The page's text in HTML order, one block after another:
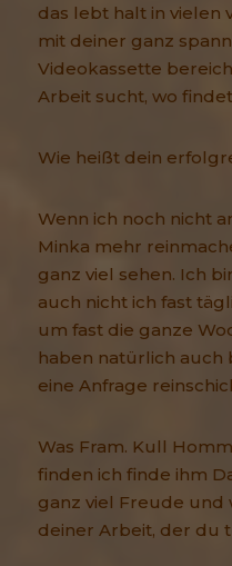
das lebt halt in vielen
mit deiner ganz
Videokassette
Arbeit sucht, wo
Wie heißt dein
Wenn ich noch nicht
Minka mehr
ganz viel sehen. Ich
auch nicht ich fast
um fast die ganze
haben natürlich auch
eine Anfrage
Was Fram. Kull
finden ich finde ihm
ganz viel Freude und
deiner Arbeit, der du